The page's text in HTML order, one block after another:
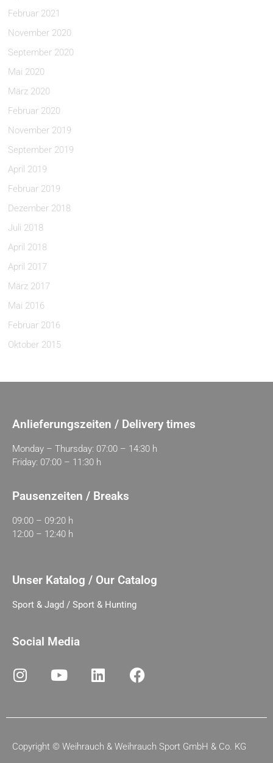
Februar 2021
November 2020
September 2020
Mai 2020
März 2020
Februar 2020
November 2019
September 2019
April 2019
Februar 2019
Dezember 2018
Juli 2018
April 2018
April 2017
März 2017
Mai 2016
Februar 2016
Oktober 2015
Anlieferungszeiten / Delivery times
Monday – Thursday: 07:00 – 14:30 h
Friday: 07:00 – 11:30 h
Pausenzeiten / Breaks
09:00 – 09:20 h
12:00 – 12:40 h
Unser Katalog / Our Catalog
Sport & Jagd / Sport & Hunting
Social Media
Copyright © Weihrauch & Weihrauch Sport GmbH & Co. KG